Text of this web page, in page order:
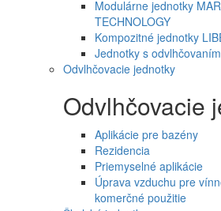
Modulárne jednotky
TECHNOLOGY
Kompozitné jednotky
Jednotky s
Odvlhčovacie jednotky
Odvlhčovacie
Aplikácie pre bazény
Rezidencia
Priemyselné aplikácie
Úprava vzduchu pre
komerčné použitie